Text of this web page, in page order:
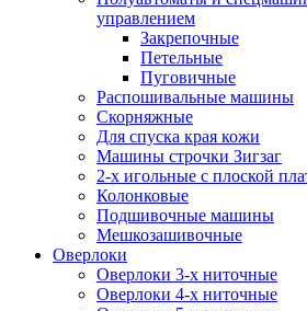
управлением
Закрепочные
Петельные
Пуговичные
Распошивальные машины
Скорняжные
Для спуска края кожи
Машины строчки Зигзаг
2-х игольные с плоской
Колонковые
Подшивочные машины
Мешкозашивочные
Оверлоки
Оверлоки 3-х ниточные
Оверлоки 4-х ниточные